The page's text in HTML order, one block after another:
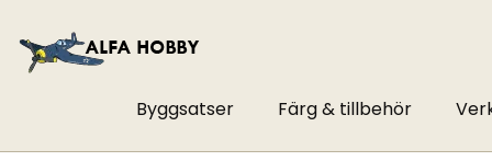
Byggsatser Färg & tillbehör